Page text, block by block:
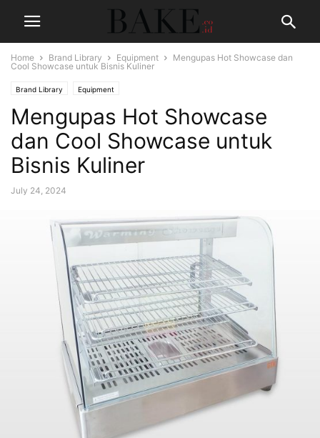
Home Brand Library Equipment
Mengupas Hot Showcase dan
Cool Showcase untuk Bisnis Kuliner
Brand Library Equipment
Mengupas Hot Showcase
dan Cool Showcase untuk
Bisnis Kuliner
July 24, 2024